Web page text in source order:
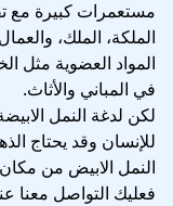
مستعمرات كبيرة مع
الملكة، الملك،
المواد العضوية مثل
في المباني والأثاث.
لكن لدغة النمل
للإنسان وقد يحتاج
النمل الابيض من
فعليك التواصل معنا